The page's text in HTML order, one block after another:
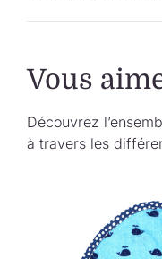
Vous
Découvrez
à travers les